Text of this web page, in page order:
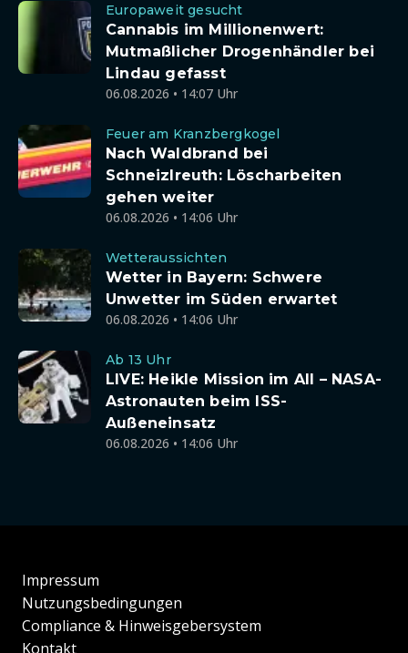
Europaweit gesucht
Cannabis im Millionenwert:
Mutmaßlicher Drogenhändler bei
Lindau gefasst
06.08.2026 • 14:07 Uhr
Feuer am Kranzbergkogel
Nach Waldbrand bei
Schneizlreuth: Löscharbeiten
gehen weiter
06.08.2026 • 14:06 Uhr
Wetteraussichten
Wetter in Bayern: Schwere
Unwetter im Süden erwartet
06.08.2026 • 14:06 Uhr
Ab 13 Uhr
LIVE: Heikle Mission im All – NASA-
Astronauten beim ISS-
Außeneinsatz
06.08.2026 • 14:06 Uhr
Impressum
Nutzungsbedingungen
Compliance & Hinweisgebersystem
Kontakt